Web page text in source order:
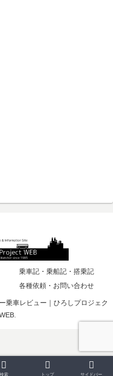
乗車記・乗船記・搭乗記
各種依頼・お問い合わせ
乗車レビュー｜ひろしプロジェク
検索 トップ サイドバー